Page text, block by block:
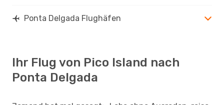
Ponta Delgada Flughäfen
Ihr Flug von Pico Island nach
Ponta Delgada